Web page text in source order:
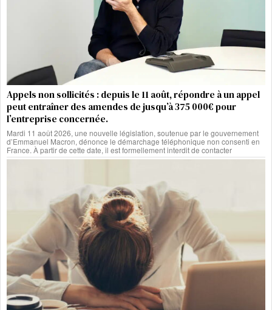
Appels non sollicités : depuis le 11 août, répondre à un appel
peut entraîner des amendes de jusqu’à 375 000€ pour
l’entreprise concernée.
Mardi 11 août 2026, une nouvelle législation, soutenue par le gouvernement
d’Emmanuel Macron, dénonce le démarchage téléphonique non consenti en
France. À partir de cette date, il est formellement interdit de contacter